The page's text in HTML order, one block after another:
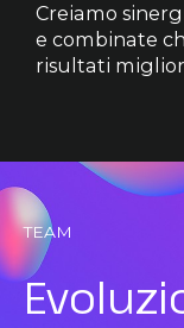
Creiamo
e combinate
risultati
TEAM